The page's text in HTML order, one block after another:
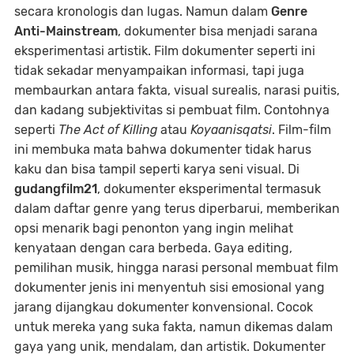
secara kronologis dan lugas. Namun dalam Genre
Anti-Mainstream, dokumenter bisa menjadi sarana
eksperimentasi artistik. Film dokumenter seperti ini
tidak sekadar menyampaikan informasi, tapi juga
membaurkan antara fakta, visual surealis, narasi puitis,
dan kadang subjektivitas si pembuat film. Contohnya
seperti The Act of Killing atau Koyaanisqatsi. Film-film
ini membuka mata bahwa dokumenter tidak harus
kaku dan bisa tampil seperti karya seni visual. Di
gudangfilm21, dokumenter eksperimental termasuk
dalam daftar genre yang terus diperbarui, memberikan
opsi menarik bagi penonton yang ingin melihat
kenyataan dengan cara berbeda. Gaya editing,
pemilihan musik, hingga narasi personal membuat film
dokumenter jenis ini menyentuh sisi emosional yang
jarang dijangkau dokumenter konvensional. Cocok
untuk mereka yang suka fakta, namun dikemas dalam
gaya yang unik, mendalam, dan artistik. Dokumenter